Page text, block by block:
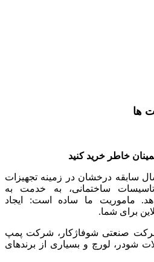
ها
خاطر خرید کنید
سابقه درخشان در زمینه تجهیزات
ساختمانی، به خدمت به
ماموریت ما ساده است: ایجاد
برای شما.
شرکت صنعتی شوفاژکار، شرکت پمپ
شودر، لورچ و بسیاری از برندهای